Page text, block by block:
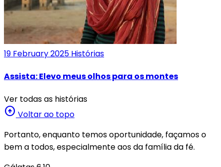
19 February 2025 Histórias
Assista: Elevo meus olhos para os montes
Ver todas as histórias
arrow_circle_up Voltar ao topo
Portanto, enquanto temos oportunidade, façamos o
bem a todos, especialmente aos da família da fé.